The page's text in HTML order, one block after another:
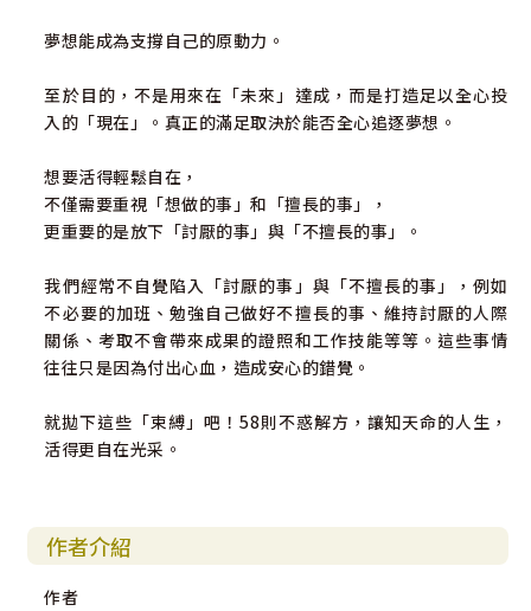
夢想能成為支撐自己的原動力。
至於目的，不是用來在「未來」達成，而是打造足以全心投
入的「現在」。真正的滿足取決於能否全心追逐夢想。
想要活得輕鬆自在，
不僅需要重視「想做的事」和「擅長的事」，
更重要的是放下「討厭的事」與「不擅長的事」。
我們經常不自覺陷入「討厭的事」與「不擅長的事」，例如
不必要的加班、勉強自己做好不擅長的事、維持討厭的人際
關係、考取不會帶來成果的證照和工作技能等等。這些事情
往往只是因為付出心血，造成安心的錯覺。
就拋下這些「束縛」吧！58則不惑解方，讓知天命的人生，
活得更自在光采。
作者介紹
作者